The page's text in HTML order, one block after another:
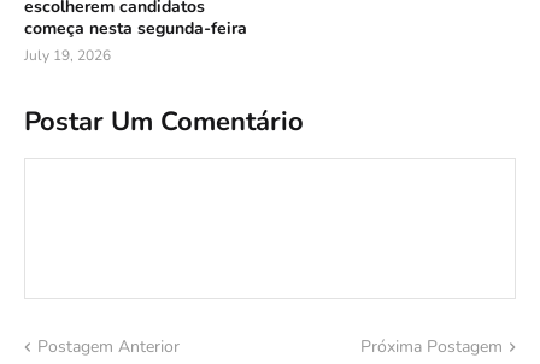
escolherem candidatos
começa nesta segunda-feira
July 19, 2026
Postar Um Comentário
Postagem Anterior Próxima Postagem